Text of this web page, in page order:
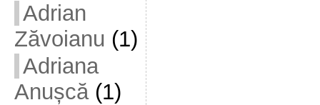
Adrian
Zăvoianu (1)
Adriana
Anușcă(1)